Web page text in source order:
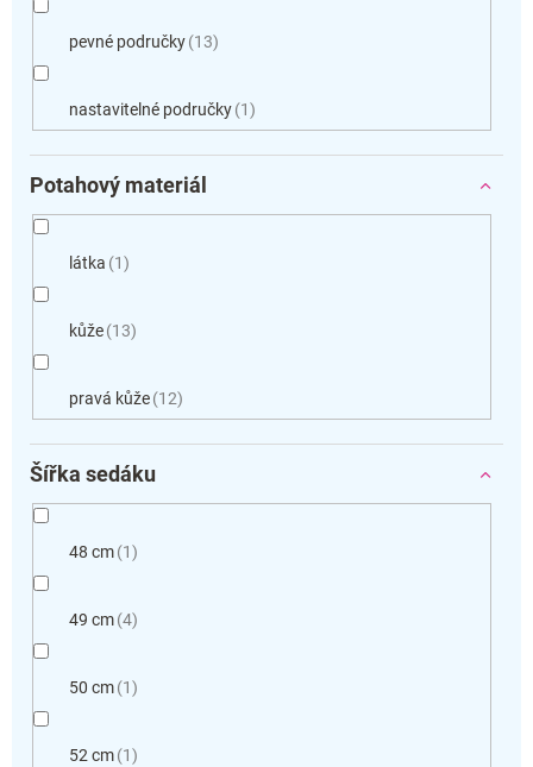
pevné područky 13
nastavitelné područky 1
Potahový materiál
látka 1
kůže 13
pravá kůže 12
Šířka sedáku
48 cm 1
49 cm 4
50 cm 1
52 cm 1